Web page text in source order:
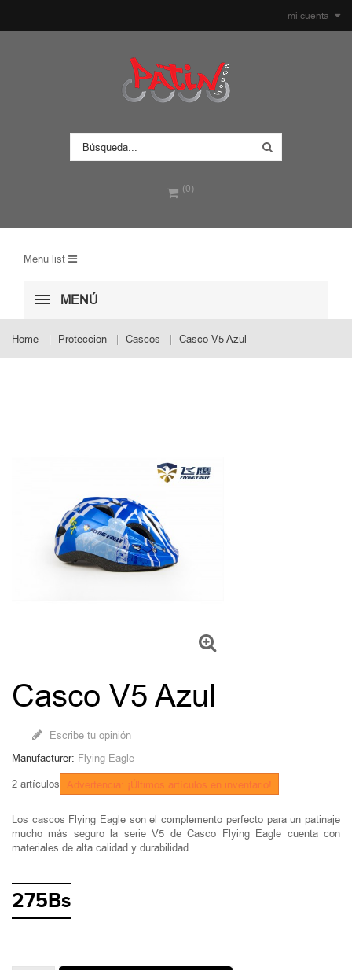
mi cuenta
(0)
Menu list
MENÚ
Home Proteccion Cascos Casco V5 Azul
Casco V5 Azul
Escribe tu opinión
Manufacturer: Flying Eagle
2 artículos Advertencia: ¡Últimos artículos en inventario!
Los cascos Flying Eagle son el complemento perfecto para un patinaje
mucho más seguro la serie V5 de Casco Flying Eagle cuenta con
materiales de alta calidad y durabilidad.
275Bs